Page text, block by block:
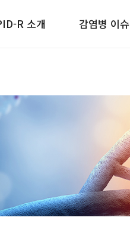
R 소개 감염병 이슈